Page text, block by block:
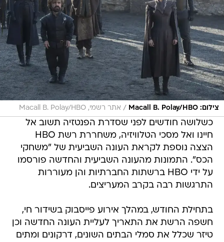
צילום: Macall B. Polay/HBO / אתר רשמי, Macall B. Polay/HBO
כשלושה חודשים לפני שסדרת הפנטזיה תשוב אל
חיינו ואל מסכי הטלוויזיה, משחררת רשת HBO
הצצה נוספת לקראת העונה השביעית של "משחקי
הכס". התמונות מהעונה השביעית והחדשה פורסמו
על ידי HBO ברשתות החברתיות והן מעוררות
התרגשות רבה בקרב המעריצים.
בתחילת החודש, במהלך אירוע פייסבוק בשידור חי,
חשפה הרשת את התאריך לעליית העונה החדשה וכן
טיזר שכלל את סמלי הבתים השונים, דרקונים ומתים